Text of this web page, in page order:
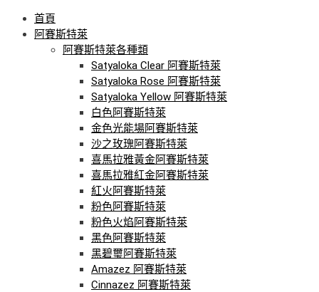
首頁
阿賽斯特萊
阿賽斯特萊各種類
Satyaloka Clear 阿賽斯特萊
Satyaloka Rose 阿賽斯特萊
Satyaloka Yellow 阿賽斯特萊
白色阿賽斯特萊
金色光能場阿賽斯特萊
沙之玫瑰阿賽斯特萊
喜馬拉雅黃金阿賽斯特萊
喜馬拉雅紅金阿賽斯特萊
紅火阿賽斯特萊
粉色阿賽斯特萊
粉色火焰阿賽斯特萊
黑色阿賽斯特萊
黑碧璽阿賽斯特萊
Amazez 阿賽斯特萊
Cinnazez 阿賽斯特萊